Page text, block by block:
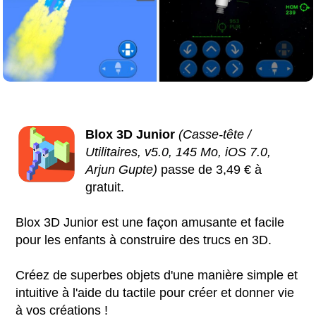
Blox 3D Junior (Casse-tête /
Utilitaires, v5.0, 145 Mo, iOS 7.0,
Arjun Gupte) passe de 3,49 € à
gratuit.
Blox 3D Junior est une façon amusante et facile
pour les enfants à construire des trucs en 3D.
Créez de superbes objets d'une manière simple et
intuitive à l'aide du tactile pour créer et donner vie
à vos créations !